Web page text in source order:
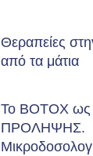
Θεραπείες
από τα μάτια
Το BOTOX ως
ΠΡΟΛΗΨΗΣ.